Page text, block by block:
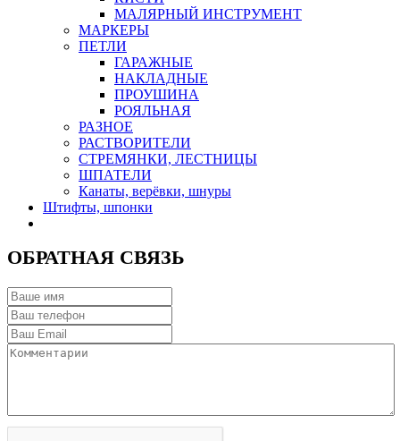
МАЛЯРНЫЙ ИНСТРУМЕНТ
МАРКЕРЫ
ПЕТЛИ
ГАРАЖНЫЕ
НАКЛАДНЫЕ
ПРОУШИНА
РОЯЛЬНАЯ
РАЗНОЕ
РАСТВОРИТЕЛИ
СТРЕМЯНКИ, ЛЕСТНИЦЫ
ШПАТЕЛИ
Канаты, верёвки, шнуры
Штифты, шпонки
ОБРАТНАЯ СВЯЗЬ